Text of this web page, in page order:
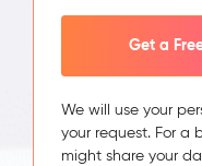
Get a
We will use your
your request. For a
might share your